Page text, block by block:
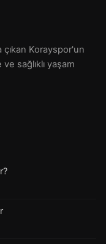
Korayspor'un
sağlıklı yaşam